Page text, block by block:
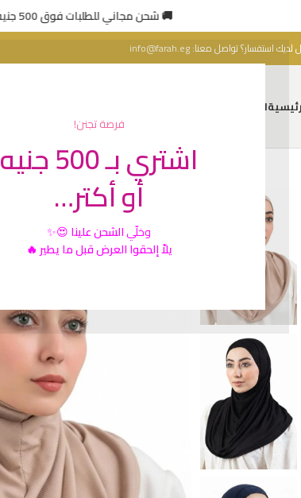
فرصة تجنن!
اشتري بـ 500 جنيه
أو أكتر…
وخلّيالشحن علينا😍✨
يلاّ إلحقوا العرض قبل ما يطير 🔥
🚚 شحن مجاني للطلبات فوق 500 جنيه — عرض محدود 🔥
لديك استفسار؟ تواصل معنا:info@farah.eg
المتجر
رائج